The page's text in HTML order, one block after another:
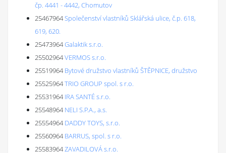
čp. 4441 - 4442, Chomutov
25467964Společenství vlastníků Sklářská ulice, č.p. 618,
619, 620.
25473964Galaktik s.r.o.
25502964VERMOS s.r.o.
25519964 Bytové družstvo vlastníků ŠTĚPNICE, družstvo
25525964TRIO GROUP spol. s r.o.
25531964 IRA SANTÉ s.r.o.
25548964 NELI S.P.A., a.s.
25554964 DADDY TOYS, s.r.o.
25560964 BARRUS, spol. s r.o.
25583964ZAVADILOVÁ s.r.o.